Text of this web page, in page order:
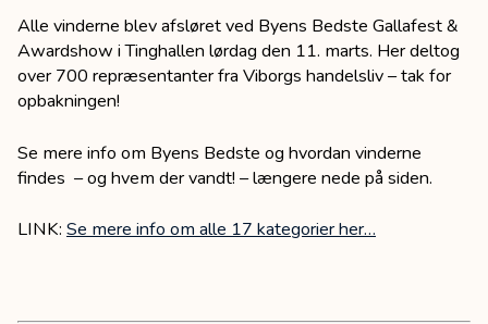
Alle vinderne blev afsløret ved Byens Bedste Gallafest &
Awardshow i Tinghallen lørdag den 11. marts. Her deltog
over 700 repræsentanter fra Viborgs handelsliv – tak for
opbakningen!
Se mere info om Byens Bedste og hvordan vinderne
findes – og hvem der vandt! – længere nede på siden.
LINK: Se mere info om alle 17 kategorier her…